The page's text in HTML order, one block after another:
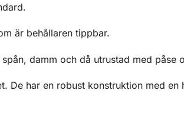
är behållaren tippbar.
damm och då utrustad med påse
De har en robust konstruktion med